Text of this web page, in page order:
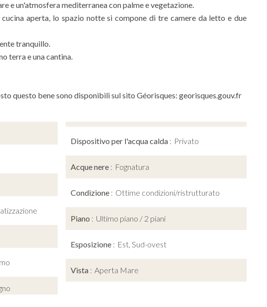
e un'atmosfera mediterranea con palme e vegetazione.
aperta, lo spazio notte si compone di tre camere da letto e due
tranquillo.
terra e una cantina.
questo bene sono disponibili sul sito Géorisques: georisques.gouv.fr
Dispositivo per l'acqua calda Privato
Acque nere Fognatura
Condizione Ottime condizioni/ristrutturato
Piano Ultimo piano / 2 piani
Esposizione Est, Sud-ovest
Vista Aperta Mare